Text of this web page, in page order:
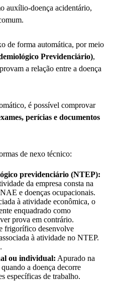
auxílio-doença acidentário,
de forma automática, por meio
Previdenciário),
a relação entre a doença
é possível comprovar
perícias e documentos
de nexo técnico:
previdenciário (NTEP):
da empresa consta na
e doenças ocupacionais.
à atividade econômica, o
enquadrado como
prova em contrário.
frigorífico desenvolve
à atividade no NTEP.
ou individual: Apurado na
a doença decorre
específicas de trabalho.